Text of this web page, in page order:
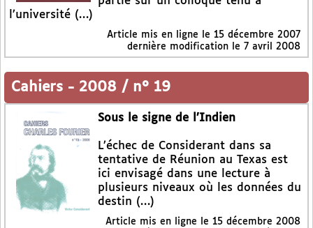
l’université (…)
Article mis en ligne le 15 décembre 2007
dernière modification le 7 avril 2008
Cahiers - 2008 / n° 19
Sous le signe de l’Indien
L’échec de Considerant dans sa
tentative de Réunion au Texas est
ici envisagé dans une lecture à
plusieurs niveaux où les données du
destin (…)
Article mis en ligne le 15 décembre 2008